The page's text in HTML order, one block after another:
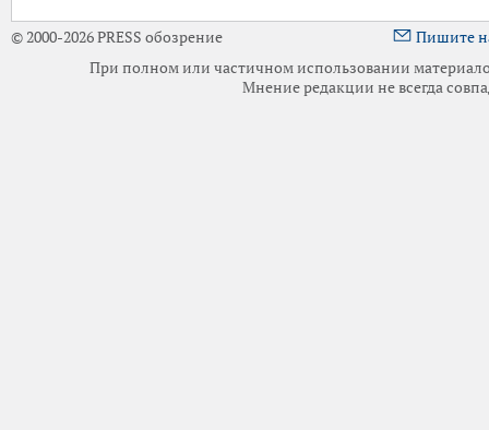
© 2000-2026 PRESS обозрение
Пишите
При полном или частичном использовании
Мнение редакции не всегда